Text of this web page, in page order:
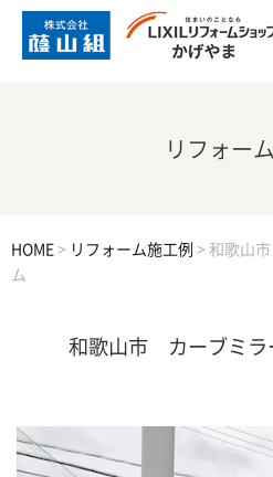
リフォー
HOME > リフォーム施工例 > 和歌山
ム
和歌山市 カーブミラ